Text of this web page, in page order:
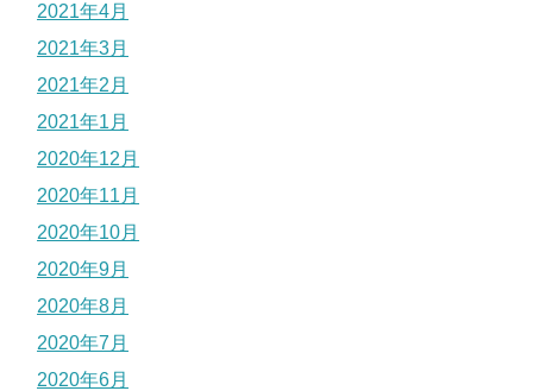
2021年4月
2021年3月
2021年2月
2021年1月
2020年12月
2020年11月
2020年10月
2020年9月
2020年8月
2020年7月
2020年6月